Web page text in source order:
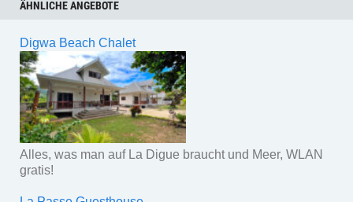
ÄHNLICHE ANGEBOTE
Digwa Beach Chalet
Alles, was man auf La Digue braucht und Meer, WLAN
gratis!